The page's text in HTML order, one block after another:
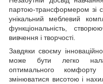
партою-трансформером зі
унікальний меблевий
функціональність,
вивчення і творчості.
Завдяки своєму
може бути легко
оптимального
змінюватися висотою і